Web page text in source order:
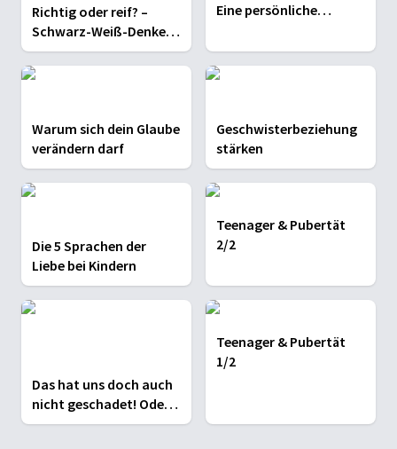
Richtig oder reif? –
Schwarz-Weiß-Denken
überwinden
Eine persönliche
Warum sich dein Glaube
verändern darf
Geschwisterbeziehung
stärken
Die 5 Sprachen der
Liebe bei Kindern
Teenager & Pubertät
2/2
Das hat uns doch auch
nicht geschadet! Oder
doch!?
Teenager & Pubertät
1/2